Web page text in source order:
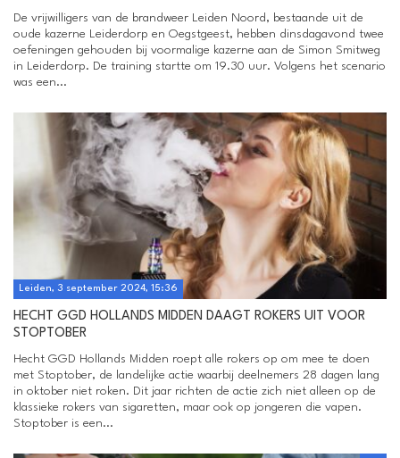
De vrijwilligers van de brandweer Leiden Noord, bestaande uit de
oude kazerne Leiderdorp en Oegstgeest, hebben dinsdagavond twee
oefeningen gehouden bij voormalige kazerne aan de Simon Smitweg
in Leiderdorp. De training startte om 19.30 uur. Volgens het scenario
was een...
Leiden, 3 september 2024, 15:36
HECHT GGD HOLLANDS MIDDEN DAAGT ROKERS UIT VOOR
STOPTOBER
Hecht GGD Hollands Midden roept alle rokers op om mee te doen
met Stoptober, de landelijke actie waarbij deelnemers 28 dagen lang
in oktober niet roken. Dit jaar richten de actie zich niet alleen op de
klassieke rokers van sigaretten, maar ook op jongeren die vapen.
Stoptober is een...